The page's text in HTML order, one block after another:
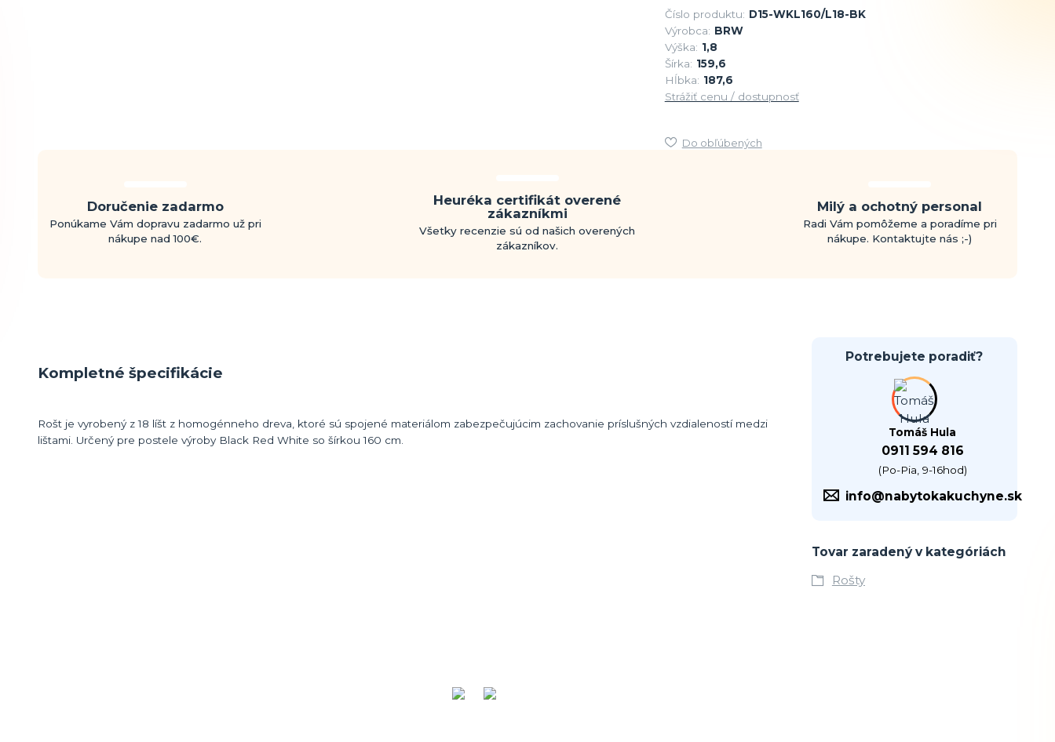
Číslo produktu: D15-WKL160/L18-BK
Výrobca: BRW
Výška: 1,8
Šírka: 159,6
Hĺbka: 187,6
Strážiť cenu / dostupnosť
Do obľúbených
Doručenie zadarmo
Ponúkame Vám dopravu zadarmo už pri
nákupe nad 100€.
Heuréka certifikát overené
zákazníkmi
Všetky recenzie sú od našich overených
zákazníkov.
Milý a ochotný personal
Radi Vám pomôžeme a poradíme pri
nákupe. Kontaktujte nás ;-)
Kompletné špecifikácie
Rošt je vyrobený z 18 líšt z homogénneho dreva, ktoré sú spojené materiálom zabezpečujúcim zachovanie príslušných vzdialeností medzi
lištami. Určený pre postele výroby Black Red White so šírkou 160 cm.
Potrebujete poradiť?
Tomáš Hula
0911 594 816
(Po-Pia, 9-16hod)
info@nabytokakuchyne.sk
Tovar zaradený v kategóriách
Rošty